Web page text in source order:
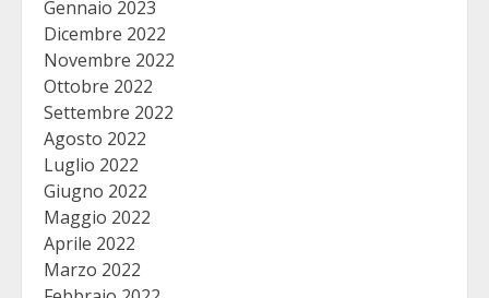
Gennaio 2023
Dicembre 2022
Novembre 2022
Ottobre 2022
Settembre 2022
Agosto 2022
Luglio 2022
Giugno 2022
Maggio 2022
Aprile 2022
Marzo 2022